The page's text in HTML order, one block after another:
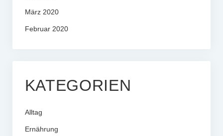
März 2020
Februar 2020
KATEGORIEN
Alltag
Ernährung